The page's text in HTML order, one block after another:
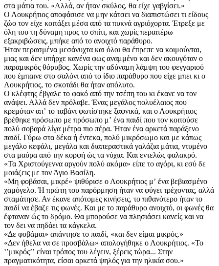
στα μάτια του. «Αλλά, αν ήταν σκύλος, θα είχε γαβγίσει.»
Ο Λουκρήτιος αποφάσισε να μην κάτσει να διαπιστώσει τι είδους
ζώο τον είχε κοιτάξει μέσα από τα πυκνά αγριόχορτα. Έτρεξε με
όλη του τη δύναμη προς το σπίτι, και χωρίς περαιτέρω
εξακριβώσεις, μπήκε από το ανοιχτό παράθυρο.
Ήταν περασμένα μεσάνυχτα και όλοι θα έπρεπε να κοιμούνται,
μιας και δεν υπήρχε κανένα φως αναμμένο και δεν ακουγόταν ο
παραμικρός θόρυβος. Χωρίς την αδύναμη λάμψη του φεγγαριού
που έμπαινε στο σαλόνι από το ίδιο παράθυρο που είχε μπει κι ο
Λουκρήτιος, το σκοτάδι θα ήταν απόλυτο.
Ο κλέφτης έβγαλε το φακό από την τσέπη του κι έκανε να τον
ανάψει. Αλλά δεν πρόλαβε. Ένας μεγάλος πολυέλαιος που
κρεμόταν απʼ το ταβάνι φωτίστηκε ξαφνικά, και ο Λουκρήτιος
βρέθηκε πρόσωπο με πρόσωπο μʼ ένα παιδί που τον κοιτούσε
πολύ σοβαρά λίγα μέτρα πιο πέρα. Ήταν ένα αρκετά παράξενο
παιδί. Γύρω στα δέκα ή έντεκα, πολύ μικρόσωμο και με κάπως
μεγάλο κεφάλι, μεγάλα και διαπεραστικά γαλάζια μάτια, ντυμένο
στα μαύρα από την κορφή ώς τα νύχια. Και εντελώς φαλακρό.
«Τα Χριστούγεννα αργούν πολύ ακόμα» είπε το αγόρι, κι εσύ δε
μοιάζεις με τον Άγιο Βασίλη.
«Μη φοβάσαι, μικρέ» ψιθύρισε ο Λουκρήτιος μʼ ένα βεβιασμένο
χαμόγελο. Ή πρώτη του παρόρμηση ήταν να φύγει τρέχοντας, αλλά
σταμάτησε. Αν έκανε απότομες κινήσεις, το πιθανότερο ήταν το
παιδί να έβαζε τις φωνές. Και με το παράθυρο ανοιχτό, οι φωνές θα
έφταναν ώς το δρόμο. Θα μπορούσε να πλησιάσει κανείς και να
τον δει να πηδάει τα κάγκελα.
«Δε φοβάμαι» απάντησε το παιδί, «και δεν είμαι μικρός.»
«Δεν ήθελα να σε προσβάλω» απολογήθηκε ο Λουκρήτιος. «Το
ʽʽμικρόςʼʼ είναι τρόπος του λέγειν, ξέρεις τώρα... Στην
πραγματικότητα, είσαι αρκετά ψηλός για την ηλικία σου.»